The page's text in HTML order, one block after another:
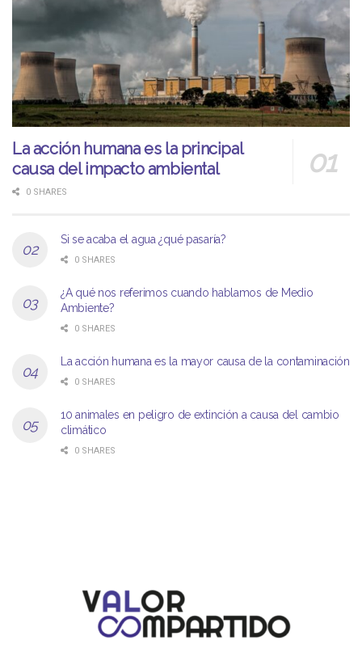
La acción humana es la principal
causa del impacto ambiental
0 SHARES
Si se acaba el agua ¿qué pasaría?
0 SHARES
¿A qué nos referimos cuando hablamos de Medio
Ambiente?
0 SHARES
La acción humana es la mayor causa de la contaminación
0 SHARES
10 animales en peligro de extinción a causa del cambio
climático
0 SHARES